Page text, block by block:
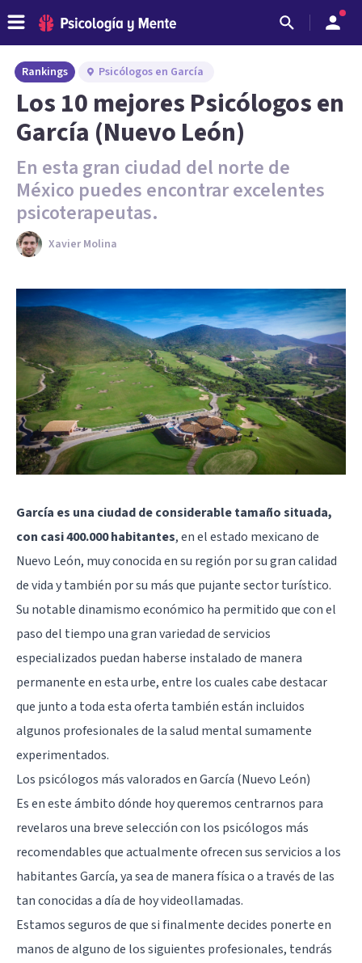
Rankings Psicólogos en García
Los 10 mejores Psicólogos en
García (Nuevo León)
En esta gran ciudad del norte de
México puedes encontrar excelentes
psicoterapeutas.
Xavier Molina
García es una ciudad de considerable tamaño situada,
con casi 400.000 habitantes, en el estado mexicano de
Nuevo León, muy conocida en su región por su gran calidad
de vida y también por su más que pujante sector turístico.
Su notable dinamismo económico ha permitido que con el
paso del tiempo una gran variedad de servicios
especializados puedan haberse instalado de manera
permanente en esta urbe, entre los cuales cabe destacar
que junto a toda esta oferta también están incluidos
algunos profesionales de la salud mental sumamente
experimentados.
Los psicólogos más valorados en García (Nuevo León)
Es en este ámbito dónde hoy queremos centrarnos para
revelaros una breve selección con los psicólogos más
recomendables que actualmente ofrecen sus servicios a los
habitantes García, ya sea de manera física o a través de las
tan conocidas a día de hoy videollamadas.
Estamos seguros de que si finalmente decides ponerte en
manos de alguno de los siguientes profesionales, tendrás